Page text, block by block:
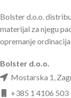
Bolster d.o.o.
materijal za njegu
opremanje
Bolster d.o.o.
Mostarska 1,
+385 1 4106 503